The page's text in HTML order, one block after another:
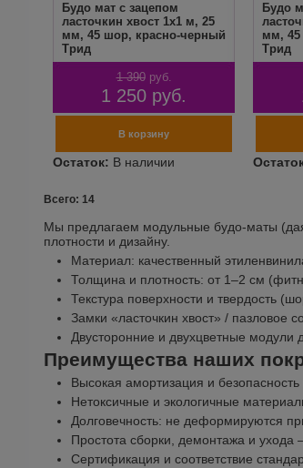
Будо мат с зацепом
ласточкин хвост 1х1 м, 25
мм, 45 шор, красно-черный
Трид
1 390 руб.
1 250 руб.
Будо
мм, 45
Трид
Всего: 14
Мы предлагаем модульные будо-маты
плотности и дизайну.
Материал: качественный
Толщина и плотность: от 1–2 см
Текстура поверхности и твердость
Замки «ласточкин хвост» / пазловое
Двусторонние и двухцветные модули
Преимущества наших
Высокая амортизация и безопасность
Нетоксичные и экологичные
Долговечность: не деформируются
Простота сборки, демонтажа и ухода
Сертификация и соответствие